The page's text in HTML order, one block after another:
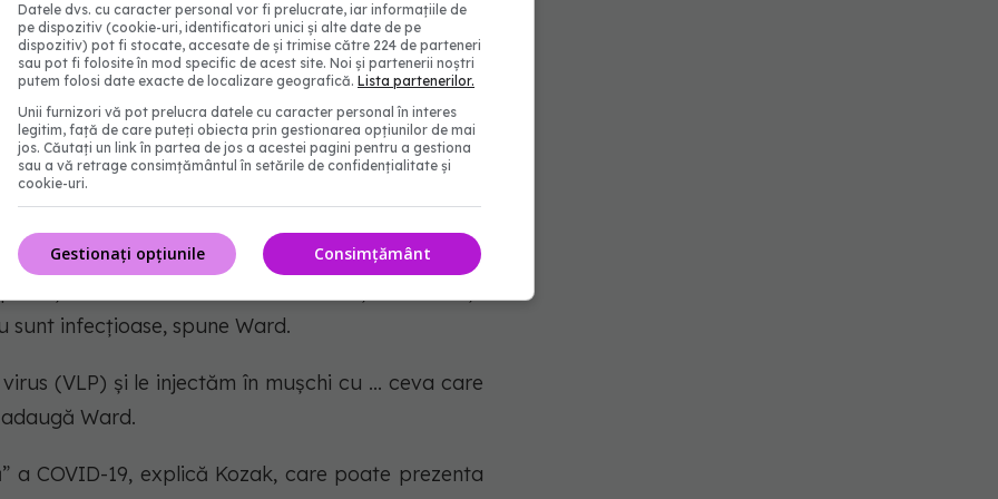
AstraZeneca și Johnson & Johnson, cu
spune Ward. „Folosesc adenovirusul pentru a
noastre musculare, iar apoi celulele noastre
2] spike.”
ce ADN-ul este injectat în celula vegetală,
unde formează VLP. Nu conțin informații
sunt infecțioase, spune Ward.
(VLP) și le injectăm în mușchi cu ... ceva care
Ward.
a COVID-19, explică Kozak, care poate prezenta
Datele dvs. cu caracter personal vor fi prelucrate, iar informațiile de
pe dispozitiv (cookie-uri, identificatori unici și alte date de pe
dispozitiv) pot fi stocate, accesate de și trimise către 224 de parteneri
sau pot fi folosite în mod specific de acest site. Noi și partenerii noștri
putem folosi date exacte de localizare geografică. Lista partenerilor.
Unii furnizori vă pot prelucra datele cu caracter personal în interes
legitim, față de care puteți obiecta prin gestionarea opțiunilor de mai
jos. Căutați un link în partea de jos a acestei pagini pentru a gestiona
sau a vă retrage consimțământul în setările de confidențialitate și
cookie-uri.
Consimțământ
Gestionați opțiunile